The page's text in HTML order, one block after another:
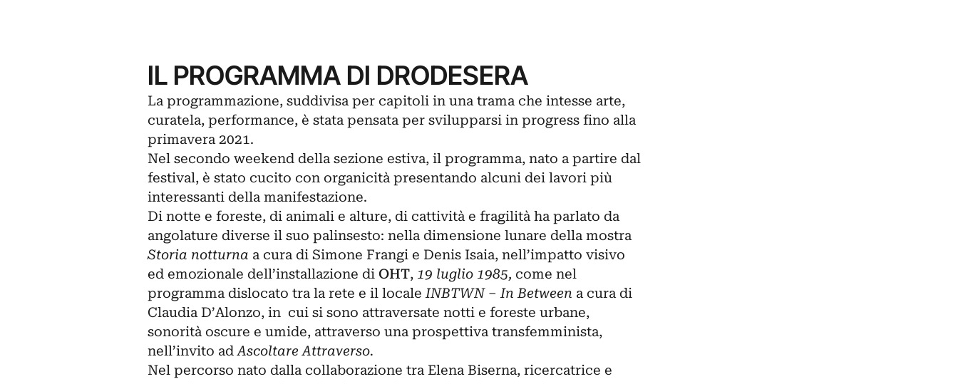
IL PROGRAMMA DI DRODESERA
La programmazione, suddivisa per capitoli in una trama che intesse arte,
curatela, performance, è stata pensata per svilupparsi in progress fino alla
primavera 2021.
Nel secondo weekend della sezione estiva, il programma, nato a partire dal
festival, è stato cucito con organicità presentando alcuni dei lavori più
interessanti della manifestazione.
Di notte e foreste, di animali e alture, di cattività e fragilità ha parlato da
angolature diverse il suo palinsesto: nella dimensione lunare della mostra
Storia notturna a cura di Simone Frangi e Denis Isaia, nell’impatto visivo
ed emozionale dell’installazione di OHT, 19 luglio 1985, come nel
programma dislocato tra la rete e il localeINBTWN ‒ In Between a cura di
Claudia D’Alonzo, in cui si sono attraversate notti e foreste urbane,
sonorità oscure e umide, attraverso una prospettiva transfemminista,
nell’invito adAscoltare Attraverso.
Nel percorso nato dalla collaborazione tra Elena Biserna, ricercatrice e